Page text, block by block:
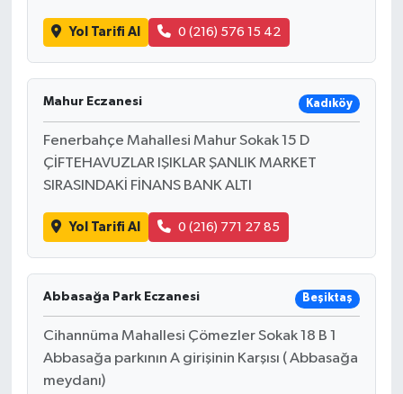
Yol Tarifi Al 0 (216) 576 15 42
Mahur Eczanesi Kadıköy
Fenerbahçe Mahallesi Mahur Sokak 15 D
ÇİFTEHAVUZLAR IŞIKLAR ŞANLIK MARKET
SIRASINDAKİ FİNANS BANK ALTI
Yol Tarifi Al 0 (216) 771 27 85
Abbasağa Park Eczanesi Beşiktaş
Cihannüma Mahallesi Çömezler Sokak 18 B 1
Abbasağa parkının A girişinin Karşısı ( Abbasağa
meydanı)